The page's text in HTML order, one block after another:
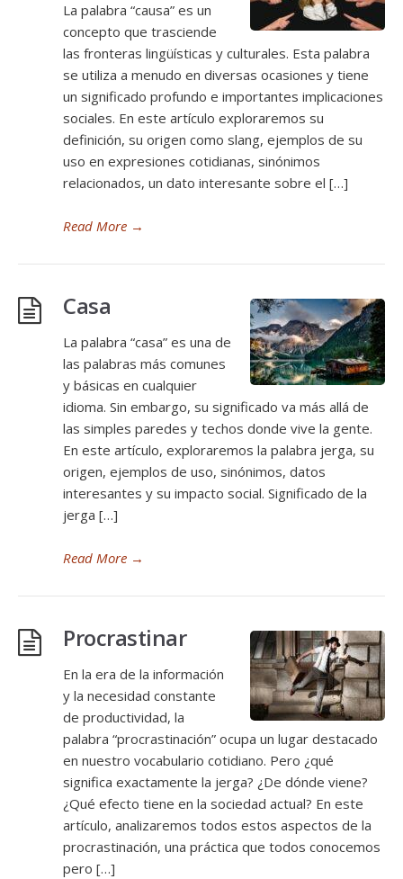
La palabra “causa” es un
concepto que trasciende
las fronteras lingüísticas y culturales. Esta palabra
se utiliza a menudo en diversas ocasiones y tiene
un significado profundo e importantes implicaciones
sociales. En este artículo exploraremos su
definición, su origen como slang, ejemplos de su
uso en expresiones cotidianas, sinónimos
relacionados, un dato interesante sobre el […]
Read More →
Casa
La palabra “casa” es una de
las palabras más comunes
y básicas en cualquier
idioma. Sin embargo, su significado va más allá de
las simples paredes y techos donde vive la gente.
En este artículo, exploraremos la palabra jerga, su
origen, ejemplos de uso, sinónimos, datos
interesantes y su impacto social. Significado de la
jerga […]
Read More →
Procrastinar
En la era de la información
y la necesidad constante
de productividad, la
palabra “procrastinación” ocupa un lugar destacado
en nuestro vocabulario cotidiano. Pero ¿qué
significa exactamente la jerga? ¿De dónde viene?
¿Qué efecto tiene en la sociedad actual? En este
artículo, analizaremos todos estos aspectos de la
procrastinación, una práctica que todos conocemos
pero […]